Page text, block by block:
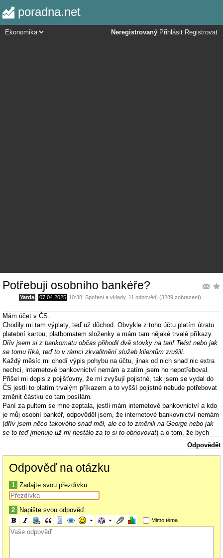
poradna.net
Neregistrovaný Přihlásit Registrovat
Potřebuji osobního bankéře?
Yarda 07.04.2025 10:38 Spoření a vklady, 11 odpovědí (3289 zobrazení)
Mám účet v ČS.
Chodily mi tam výplaty, teď už důchod. Obvykle z toho účtu platím útratu
platební kartou, platbomatem složenky a mám tam nějaké trvalé příkazy.
Dřív jsem si z bankomatu občas přihodil dvě stovky na tarif Twist nebo jak
se tomu říká, teď to v rámci zkvalitnění služeb klientům zrušili.
Každý měsíc mi chodí výpis pohybu na účtu, jinak od nich snad nic extra
nechci, internetové bankovnictví nemám a zatím jsem ho nepotřeboval.
Přišel mi dopis z pojišťovny, že mi zvyšují pojistné, tak jsem se vydal do
ČS jestli to platím trvalým příkazem a to vyšší pojistné nebude potřebovat
změnit částku co tam posílám.
Paní za pultem se mne zeptala, jestli mám internetové bankovnictví a kdo
je můj osobní bankéř, odpověděl jsem, že internetové bankovnictví nemám
(dřív jsem něco takového snad měl, ale co to změnili na George nebo jak
se to teď jmenuje už mi nestálo za to si to obnovovat) a o tom, že bych
ale to co jsem
Dřív jsem přišel do ČS, ťuknul jsem na terminál co chci a počkal jsem, kde
Co je to za novotu? Chápal bych, kdybych dělal nějaké odvážné finanční
transakce a potřeboval bych s nimi pomoct.
Nebo už to, že mám peníze v bance a ne zašité doma ve štrozoku je
odvážná finanční transakce?
Odpovědět
Odpověď na otázku
1 Zadajte svou přezdívku:
2 Napište svou odpověď:
Mimo téma